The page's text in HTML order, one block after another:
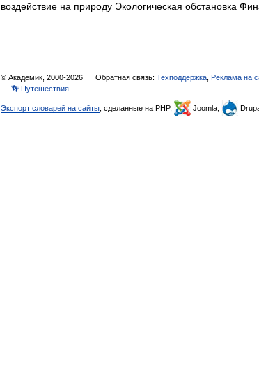
воздействие на природу Экологическая обстановка
© Академик, 2000-2026 Обратная связь: Техподдержка Реклама на
👣 Путешествия
Экспорт словарей на сайты , сделанные на PHP, Joomla,